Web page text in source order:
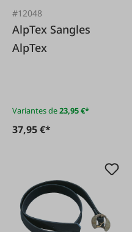
#12048
AlpTex Sangles
AlpTex
Variantes de23,95 €*
37,95 €*